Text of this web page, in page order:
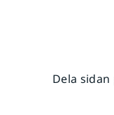
Dela sidan